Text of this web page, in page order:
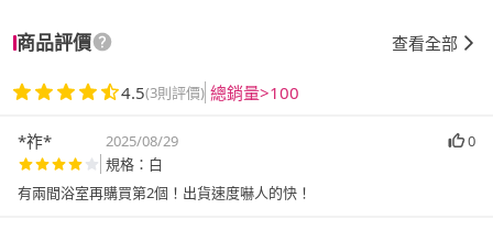
商品評價 查看全部
4.5(3則評價) 總銷量>100
*祚* 2025/08/29
0
規格：白
有兩間浴室再購買第2個！出貨速度嚇人的快！